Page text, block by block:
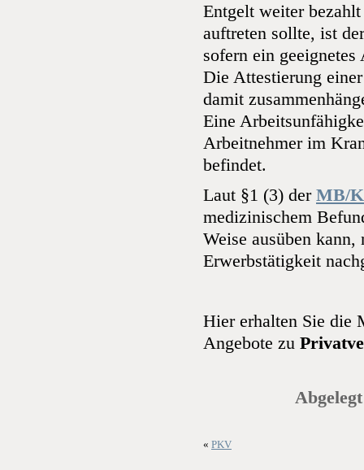
Entgelt weiter
auftreten sollte, ist
sofern ein
Die Attestierung
damit
Eine
Arbeitnehmer im
befindet.
Laut §1 (3) der MB/
medizinischem
Weise ausüben
Erwerbstätigkeit
Hier erhalten Sie
Angebote zu
« PKV